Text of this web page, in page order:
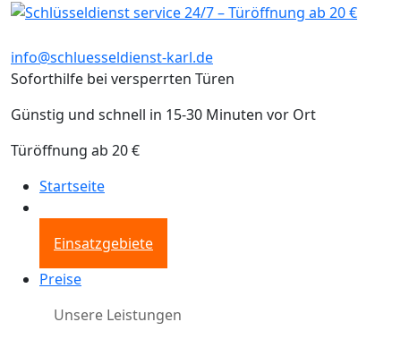
info@schluesseldienst-karl.de
Soforthilfe bei versperrten Türen
Günstig und schnell in 15-30 Minuten vor Ort
Türöffnung ab 20 €
Startseite
Einsatzgebiete
Preise
Unsere Leistungen